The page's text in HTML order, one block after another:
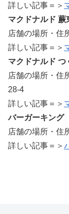
詳しい記事＝＞
マクドナルド 蕨
店舗の場所・住
詳しい記事＝＞
マクドナルド つ
店舗の場所・住
28-4
詳しい記事＝＞
バーガーキン
店舗の場所・住
詳しい記事＝＞